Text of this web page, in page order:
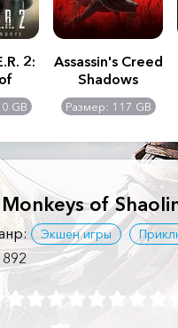
2:
-
GB
Assassin's Creed
Shadows
Размер: 117 GB
of
Экшен игры
892